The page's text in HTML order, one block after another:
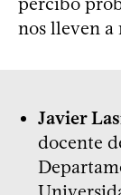
nos lleven
Javier
docente